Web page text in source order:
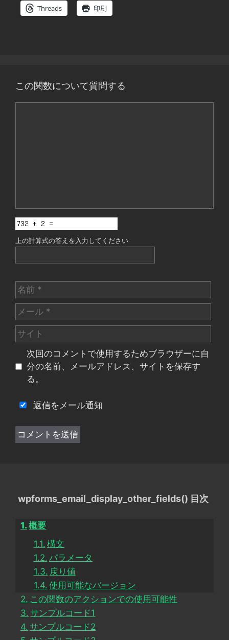
Threads 印刷
この関数について質問する
上の計算式の答えを入力してください
名
前
メ
ー
ル
サ
イ
次回のコメントで使用するためブラウザーに自
分の名前、メールアドレス、サイトを保存す
る。
返信をメール通知
wpforms_email_display_other_fields() 目次
概要
構文
パラメータ
戻り値
使用可能なバージョン
この関数のアクションでの使用可能性
サンプルコード1
サンプルコード2